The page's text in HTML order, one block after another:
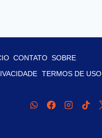
CONTATO SOBRE
TERMOS DE USO